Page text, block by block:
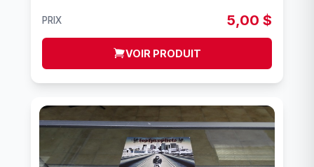
PRIX 5,00 $
VOIR PRODUIT